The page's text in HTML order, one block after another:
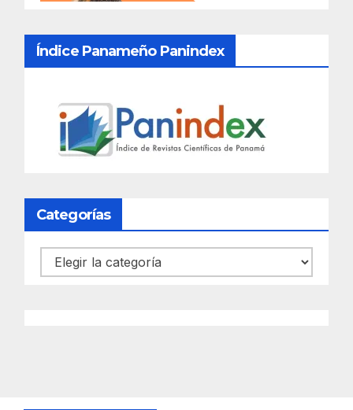
Índice Panameño Panindex
Categorías
Categorías